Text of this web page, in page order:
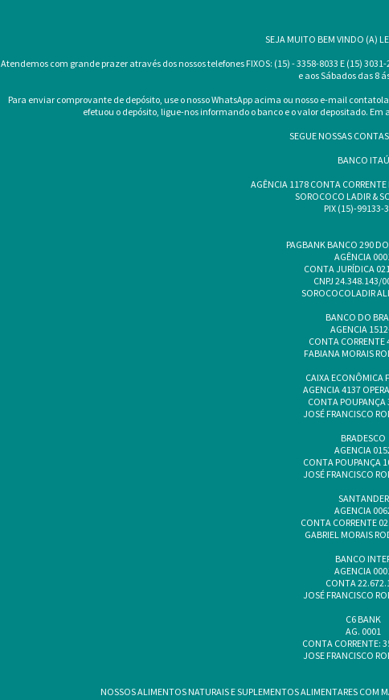
SEJA MUITO BEM VINDO (A)
Atendemos com grande prazer através dos nossos telefones FIXOS: (15) - 3358-8033 E (15)
e aos Sábados das 8
Para enviar comprovante de depósito, use o nosso WhatsApp acima ou nosso e-mail
efetuou o depósito, ligue-nos informando o banco e o valor depositado.
SEGUE NOSSAS
BANCO ITAÚ
AGÊNCIA 1178 CONTA CORRENTE
SOROCOCO LADIR &
PIX (15)-99133-
PAGBANK BANCO 290
AGÊNCIA
CONTA JURÍDICA
CNPJ 24.348.143/
SOROCOCOLADIR
BANCO DO
AGENCIA
CONTA CORRENTE
FABIANA MORAIS
CAIXA ECONÔMICA
AGENCIA 4137
CONTA POUPANÇA
JOSÉ FRANCISCO
BRADESCO
AGENCIA
CONTA POUPANÇA
JOSÉ FRANCISCO
SANTANDER
AGENCIA
CONTA CORRENTE
GABRIEL MORAIS
BANCO
AGENCIA
CONTA
JOSÉ FRANCISCO
C6 BANK
AG. 0001
CONTA CORRENTE:
JOSE FRANCISCO
NOSSOS ALIMENTOS NATURAIS E SUPLEMENTOS ALIMENTARES COM